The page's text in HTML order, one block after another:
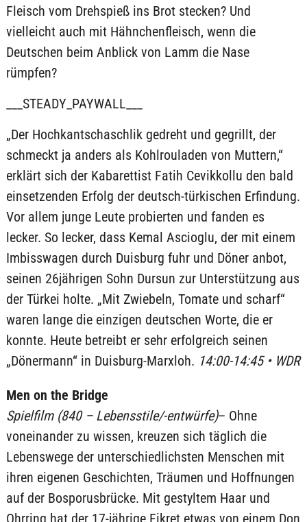
Fleisch vom Drehspieß ins Brot stecken? Und
vielleicht auch mit Hähnchenfleisch, wenn die
Deutschen beim Anblick von Lamm die Nase
rümpfen?
___STEADY_PAYWALL___
„Der Hochkantschaschlik gedreht und gegrillt, der
schmeckt ja anders als Kohlrouladen von Muttern,“
erklärt sich der Kabarettist Fatih Cevikkollu den bald
einsetzenden Erfolg der deutsch-türkischen Erfindung.
Vor allem junge Leute probierten und fanden es
lecker. So lecker, dass Kemal Ascioglu, der mit einem
Imbisswagen durch Duisburg fuhr und Döner anbot,
seinen 26jährigen Sohn Dursun zur Unterstützung aus
der Türkei holte. „Mit Zwiebeln, Tomate und scharf“
waren lange die einzigen deutschen Worte, die er
konnte. Heute betreibt er sehr erfolgreich seinen
„Dönermann“ in Duisburg-Marxloh. 14:00-14:45 • WDR
Men on the Bridge
Spielfilm (840 – Lebensstile/-entwürfe)– Ohne
voneinander zu wissen, kreuzen sich täglich die
Lebenswege der unterschiedlichsten Menschen mit
ihren eigenen Geschichten, Träumen und Hoffnungen
auf der Bosporusbrücke. Mit gestyltem Haar und
Ohrring hat der 17-jährige Fikret etwas von einem Don